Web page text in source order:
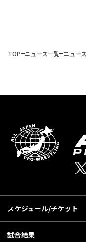
TOP ニュース一覧 ニュース
スケジュール/チケット
試合結果